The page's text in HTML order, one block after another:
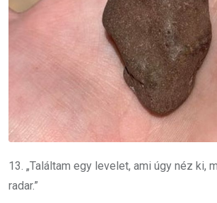
13. „Találtam egy levelet, ami úgy néz ki,
radar.”